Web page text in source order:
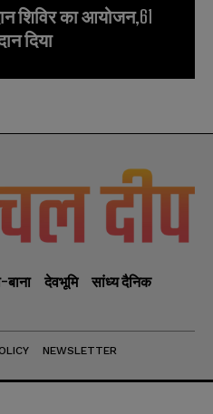
शिविर का आयोजन,61
दिया
बाना देवभूमि
सांध्य दैनिक
NEWSLETTER